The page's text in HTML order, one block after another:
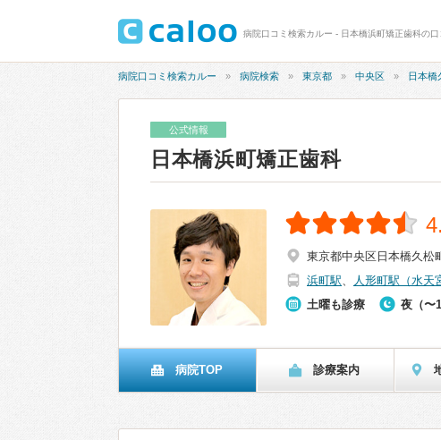
病院口コミ検索カルー - 日本橋浜町矯正歯科の
病院口コミ検索カルー 病院検索 東京都 中央区 日本橋
公式情報
日本橋浜町矯正歯科
東京都中央区日本橋久松
浜町駅、 人形町駅（水天
土曜も診療
夜（〜
病院TOP 診療案内